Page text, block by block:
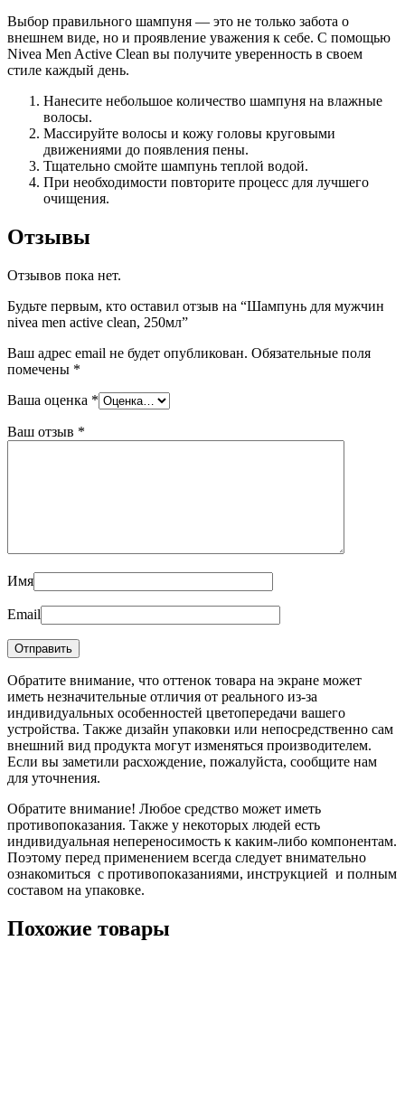
Выбор правильного шампуня — это не только забота о
внешнем виде, но и проявление уважения к себе. С помощью
Nivea Men Active Clean вы получите уверенность в своем
стиле каждый день.
Нанесите небольшое количество шампуня на влажные
волосы.
Массируйте волосы и кожу головы круговыми
движениями до появления пены.
Тщательно смойте шампунь теплой водой.
При необходимости повторите процесс для лучшего
очищения.
Отзывы
Отзывов пока нет.
Будьте первым, кто оставил отзыв на “Шампунь для мужчин
nivea men active clean, 250мл”
Ваш адрес email не будет опубликован. Обязательные поля
помечены *
Ваша оценка *
Ваш отзыв *
Имя
Email
Обратите внимание, что оттенок товара на экране может
иметь незначительные отличия от реального из-за
индивидуальных особенностей цветопередачи вашего
устройства. Также дизайн упаковки или непосредственно сам
внешний вид продукта могут изменяться производителем.
Если вы заметили расхождение, пожалуйста, сообщите нам
для уточнения.
Обратите внимание! Любое средство может иметь
противопоказания. Также у некоторых людей есть
индивидуальная непереносимость к каким-либо компонентам.
Поэтому перед применением всегда следует внимательно
ознакомиться с противопоказаниями, инструкцией и полным
составом на упаковке.
Похожие товары